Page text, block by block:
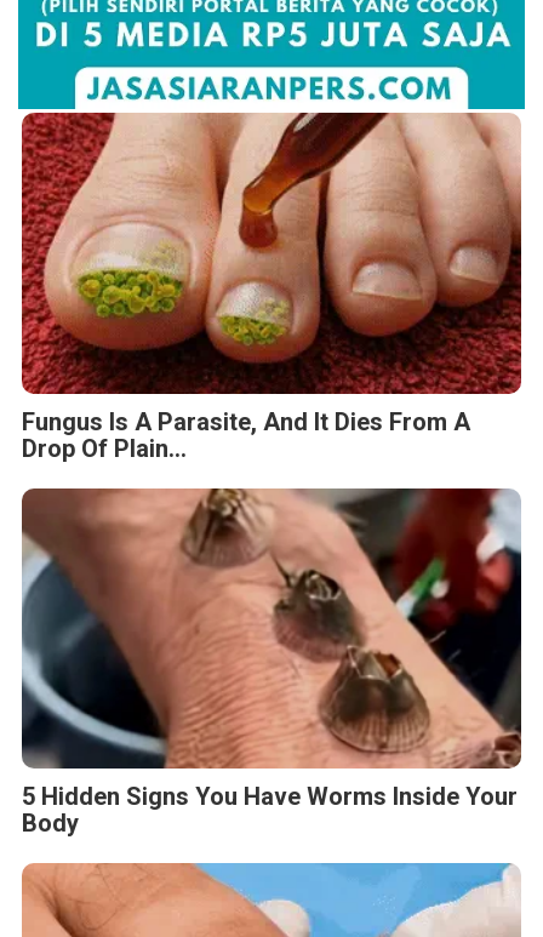
Fungus Is A Parasite, And It Dies From A
Drop Of Plain...
5 Hidden Signs You Have Worms Inside Your
Body